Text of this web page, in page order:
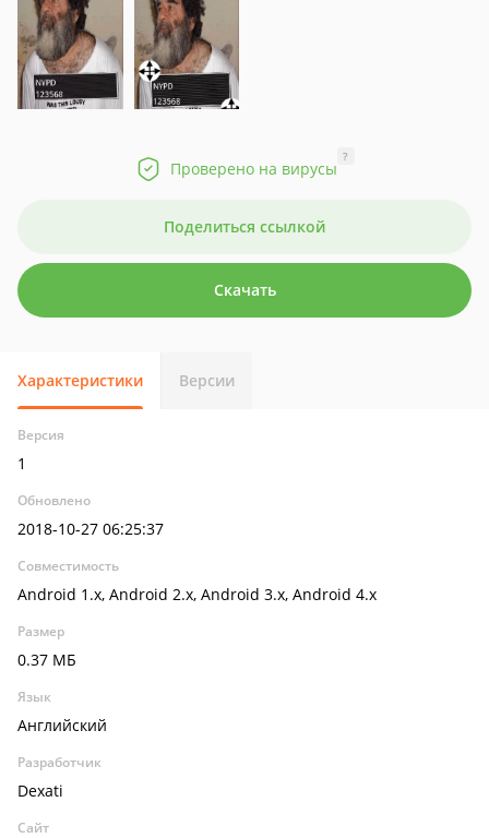
Проверено на вирусы
?
Поделиться ссылкой
Скачать
Характеристики Версии
Версия
1
Обновлено
2018-10-27 06:25:37
Совместимость
Android 1.x, Android 2.x, Android 3.x, Android 4.x
Размер
0.37 МБ
Язык
Английский
Разработчик
Dexati
Сайт